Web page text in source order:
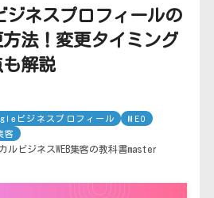
ジネスプロフィールの
法！変更タイミング
解説
ビジネスプロフィール
MEO
客
ルビジネスWEB集客の教科書master